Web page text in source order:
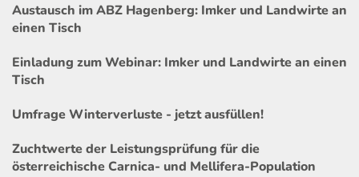
Austausch im ABZ Hagenberg: Imker und Landwirte an
einen Tisch
Einladung zum Webinar: Imker und Landwirte an einen
Tisch
Umfrage Winterverluste - jetzt ausfüllen!
Zuchtwerte der Leistungsprüfung für die
österreichische Carnica- und Mellifera-Population